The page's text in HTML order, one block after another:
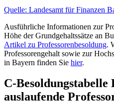
Quelle: Landesamt für Finanzen
Ausführliche Informationen zur
Höhe der Grundgehaltssätze an
Artikel zu Professorenbesoldung.
Professorengehalt sowie zur
in Bayern finden Sie hier.
C-Besoldungstabelle
auslaufende